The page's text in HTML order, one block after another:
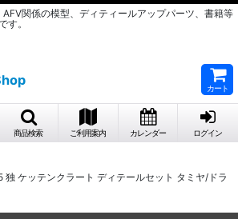
関係の模型、ディティールアップパーツ、書籍等
す。
カート
商品検索 ご利用案内 カレンダー ログイン
ケッテンクラート ディテールセット タミヤ/ドラ